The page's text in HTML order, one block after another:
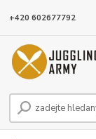
+420 602677792